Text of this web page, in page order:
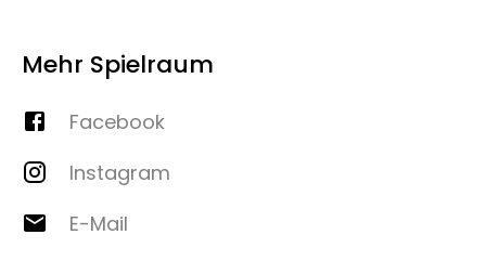
Mehr Spielraum
Facebook
Instagram
E-Mail